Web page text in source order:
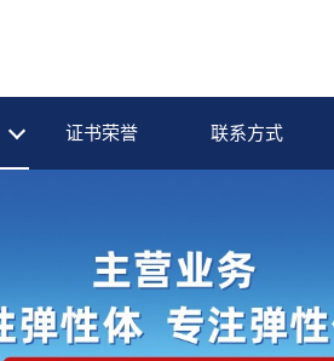
证书荣誉 联系方式